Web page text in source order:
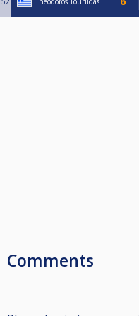
Comments